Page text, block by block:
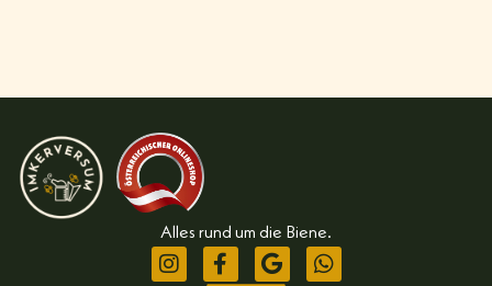
Alles rund um die Biene.